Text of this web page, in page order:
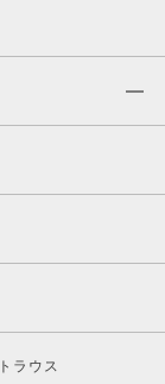
ラウス